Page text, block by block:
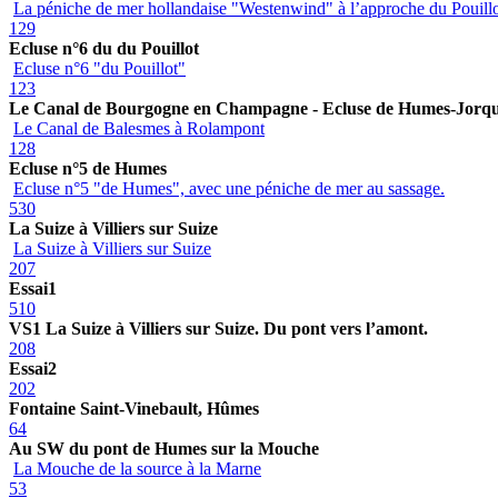
La péniche de mer hollandaise "Westenwind" à l’approche du
129
Ecluse n°6 du du Pouillot
Ecluse n°6 "du Pouillot"
123
Le Canal de Bourgogne en Champagne - Ecluse de Humes-
Le Canal de Balesmes à Rolampont
128
Ecluse n°5 de Humes
Ecluse n°5 "de Humes", avec une péniche de mer au sassage.
530
La Suize à Villiers sur Suize
La Suize à Villiers sur Suize
207
Essai1
510
VS1 La Suize à Villiers sur Suize. Du pont vers l’amont.
208
Essai2
202
Fontaine Saint-Vinebault, Hûmes
64
Au SW du pont de Humes sur la Mouche
La Mouche de la source à la Marne
53